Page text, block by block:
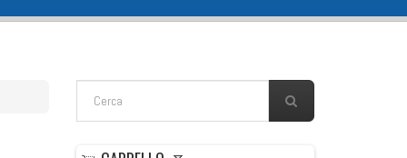
FORM DI RICERCA